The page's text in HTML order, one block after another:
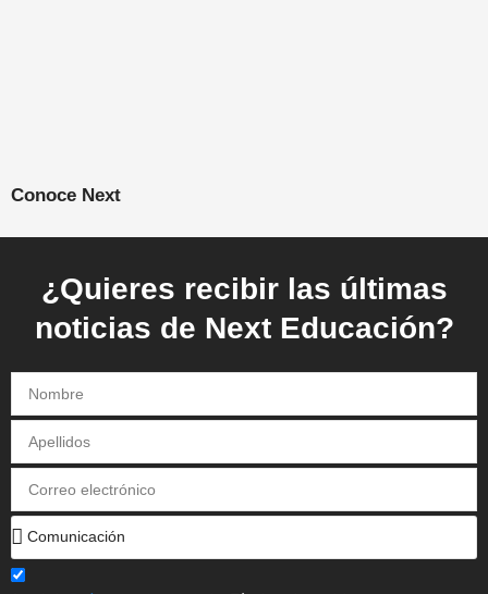
Conoce Next
¿Quieres recibir las últimas
noticias de Next Educación?